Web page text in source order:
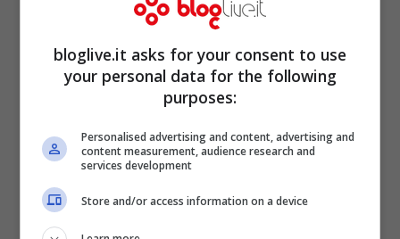
bloglive.it asks for your consent to use
your personal data for the following
purposes:
Personalised advertising and content, advertising and
content measurement, audience research and
services development
Store and/or access information on a device